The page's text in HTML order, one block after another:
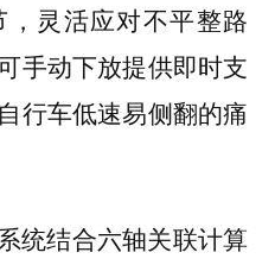
灵活应对不平整路
手动下放提供即时支
行车低速易侧翻的痛
统结合六轴关联计算